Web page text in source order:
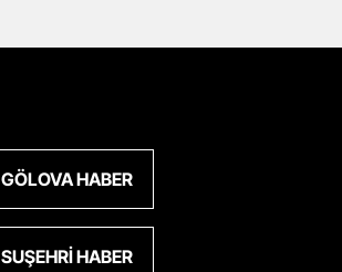
GÖLOVA HABER
SUŞEHRI HABER